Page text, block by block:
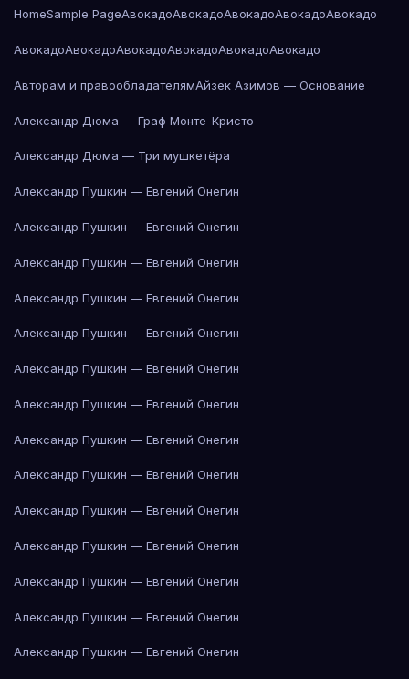
HomeSample PageАвокадоАвокадоАвокадоАвокадоАвокадо
АвокадоАвокадоАвокадоАвокадоАвокадоАвокадо
Авторам и правообладателямАйзек Азимов — Основание
Александр Дюма — Граф Монте-Кристо
Александр Дюма — Три мушкетёра
Александр Пушкин — Евгений Онегин
Александр Пушкин — Евгений Онегин
Александр Пушкин — Евгений Онегин
Александр Пушкин — Евгений Онегин
Александр Пушкин — Евгений Онегин
Александр Пушкин — Евгений Онегин
Александр Пушкин — Евгений Онегин
Александр Пушкин — Евгений Онегин
Александр Пушкин — Евгений Онегин
Александр Пушкин — Евгений Онегин
Александр Пушкин — Евгений Онегин
Александр Пушкин — Евгений Онегин
Александр Пушкин — Евгений Онегин
Александр Пушкин — Евгений Онегин